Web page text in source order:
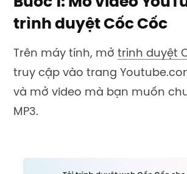
trình duyệt Cốc Cốc
Trên máy tính, mở trình duyệt
truy cập vào trang
và mở video mà bạn muốn
MP3.